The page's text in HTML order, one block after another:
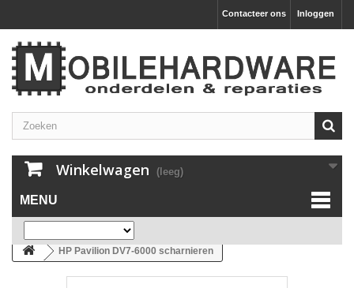
Inloggen
Contacteer ons
Winkelwagen (leeg)
MENU
HP Pavilion DV7-6000 scharnieren